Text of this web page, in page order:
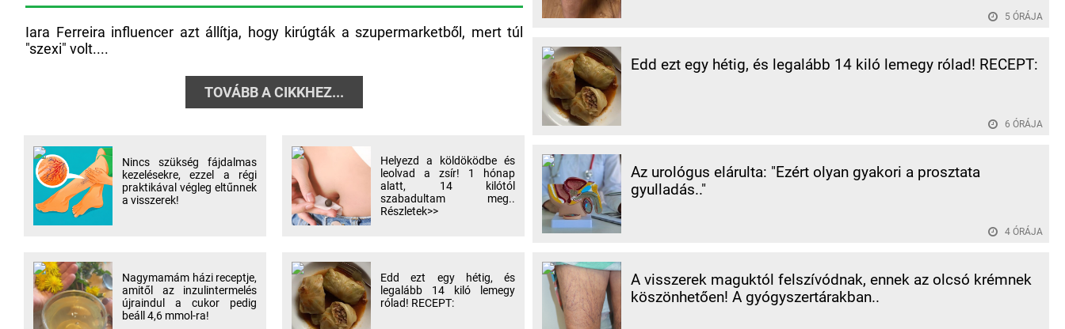
Iara Ferreira influencer azt állítja, hogy kirúgták a szupermarketből, mert túl
"szexi" volt....
TOVÁBB A CIKKHEZ...
Nincs szükség fájdalmas
kezelésekre, ezzel a régi
praktikával végleg eltűnnek
a visszerek!
Helyezd a köldöködbe és
leolvad a zsír! 1 hónap
alatt, 14 kilótól
szabadultam meg..
Részletek>>
Nagymamám házi receptje,
amitől az inzulintermelés
újraindul a cukor pedig
beáll 4,6 mmol-ra!
Edd ezt egy hétig, és
legalább 14 kiló lemegy
rólad! RECEPT:
5 ÓRÁJA
Edd ezt egy hétig, és legalább 14 kiló lemegy rólad! RECEPT:
6 ÓRÁJA
Az urológus elárulta: "Ezért olyan gyakori a prosztata
gyulladás.."
4 ÓRÁJA
A visszerek maguktól felszívódnak, ennek az olcsó krémnek
köszönhetően! A gyógyszertárakban..